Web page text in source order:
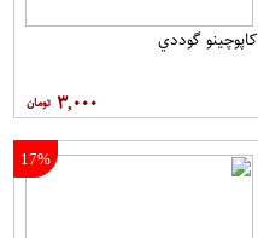
کاپوچينو گوددي
۳,۰۰۰
17%